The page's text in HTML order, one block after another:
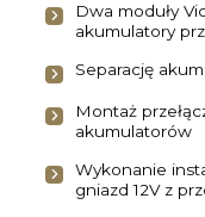
Dwa moduły
akumulatory
Separację
Montaż
akumulatorów
Wykonanie
gniazd 12V z